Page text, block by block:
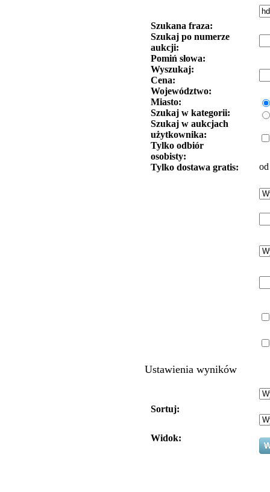
Szukana fraza:
Szukaj po numerze
aukcji:
Pomiń słowa:
Wyszukaj:
Cena:
Województwo:
Miasto:
Szukaj w kategorii:
Szukaj w aukcjach
użytkownika:
Tylko odbiór
osobisty:
Tylko dostawa gratis:
od
Ustawienia wyników
Sortuj:
Widok: